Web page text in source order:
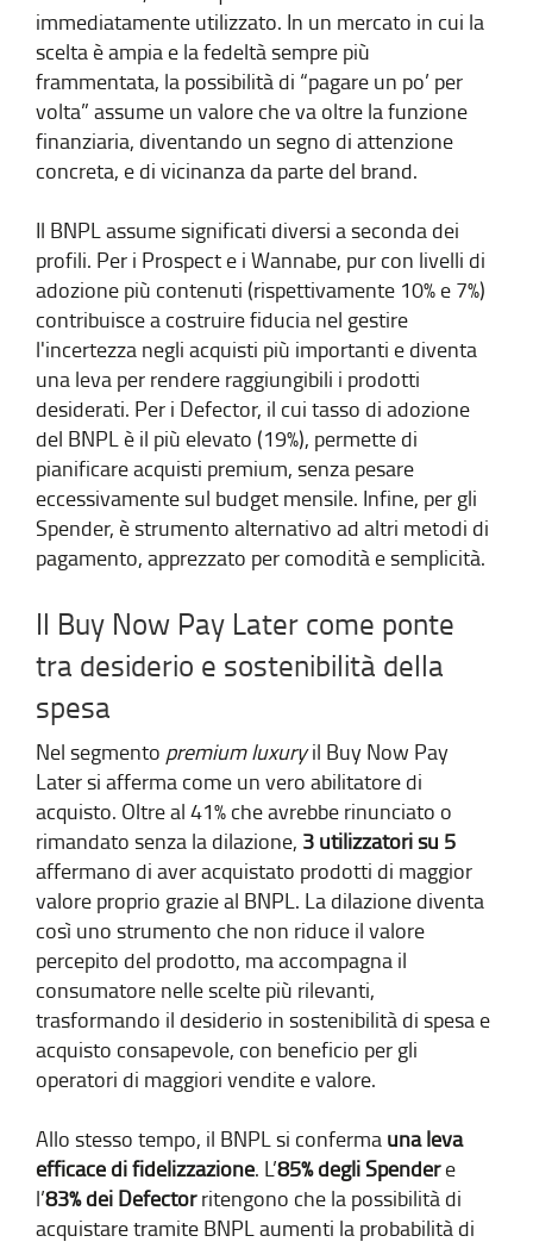
immediatamente utilizzato. In un mercato in cui la
scelta è ampia e la fedeltà sempre più
frammentata, la possibilità di “pagare un po’ per
volta” assume un valore che va oltre la funzione
finanziaria, diventando un segno di attenzione
concreta, e di vicinanza da parte del brand.
Il BNPL assume significati diversi a seconda dei
profili. Per i Prospect e i Wannabe, pur con livelli di
adozione più contenuti (rispettivamente 10% e 7%)
contribuisce a costruire fiducia nel gestire
l'incertezza negli acquisti più importanti e diventa
una leva per rendere raggiungibili i prodotti
desiderati. Per i Defector, il cui tasso di adozione
del BNPL è il più elevato (19%), permette di
pianificare acquisti premium, senza pesare
eccessivamente sul budget mensile. Infine, per gli
Spender, è strumento alternativo ad altri metodi di
pagamento, apprezzato per comodità e semplicità.
Il Buy Now Pay Later come ponte
tra desiderio e sostenibilità della
spesa
Nel segmento premium luxuryil Buy Now Pay
Later si afferma come un vero abilitatore di
acquisto. Oltre al 41% che avrebbe rinunciato o
rimandato senza la dilazione, 3 utilizzatori su 5
affermano di aver acquistato prodotti di maggior
valore proprio grazie al BNPL. La dilazione diventa
così uno strumento che non riduce il valore
percepito del prodotto, ma accompagna il
consumatore nelle scelte più rilevanti,
trasformando il desiderio in sostenibilità di spesa e
acquisto consapevole, con beneficio per gli
operatori di maggiori vendite e valore.
Allo stesso tempo, il BNPL si conferma una leva
efficace di fidelizzazione. L’85% degli Spendere
l’83% dei Defectorritengono che la possibilità di
acquistare tramite BNPL aumenti la probabilità di